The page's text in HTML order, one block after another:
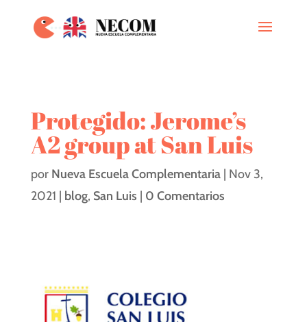
Protegido: Jerome’s
A2 group at San Luis
por Nueva Escuela Complementaria| Nov 3,
2021 | blog, San Luis | 0 Comentarios